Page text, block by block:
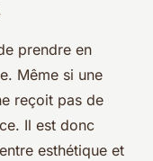
prendre en
Même si une
reçoit pas de
Il est donc
esthétique et